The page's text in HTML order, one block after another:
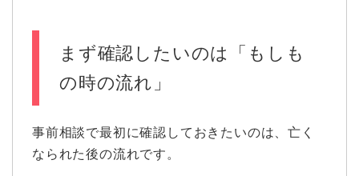
まず確認したいのは「もしも
の時の流れ」
事前相談で最初に確認しておきたいのは、亡く
なられた後の流れです。